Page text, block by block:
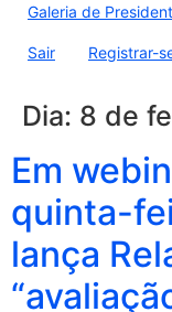
Galeria de
Sair Registrar-
Dia: 8 de
Em
quinta-
lança